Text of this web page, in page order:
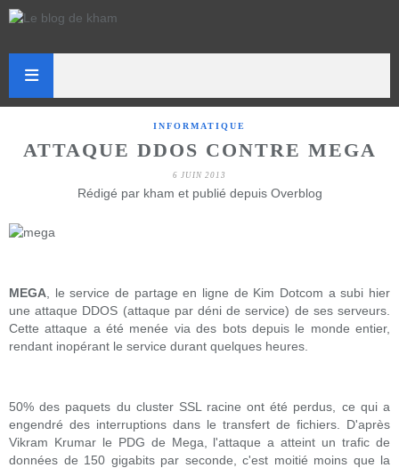
INFORMATIQUE
ATTAQUE DDOS CONTRE MEGA
6 JUIN 2013
Rédigé par kham et publié depuis Overblog
MEGA , le service de partage en ligne de Kim Dotcom a subi hier
une attaque DDOS (attaque par déni de service) de ses serveurs.
Cette attaque a été menée via des bots depuis le monde entier,
rendant inopérant le service durant quelques heures.
50% des paquets du cluster SSL racine ont été perdus, ce qui a
engendré des interruptions dans le transfert de fichiers. D'après
Vikram Krumar le PDG de Mega, l'attaque a atteint un trafic de
données de 150 gigabits par seconde, c'est moitié moins que la